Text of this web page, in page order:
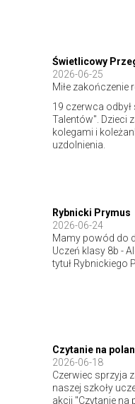
Świetlicowy
2026-06-25
Miłe zakończenie
19 czerwca
Talentów". Dzieci
kolegami i
uzdolnienia.
Rybnicki Prymus
2026-06-24
Mamy powód do
Uczeń klasy 8b -
tytuł Rybnickiego
Czytanie na
2026-06-18
Czerwiec sprzyja
naszej szkoły
akcji "Czytanie na